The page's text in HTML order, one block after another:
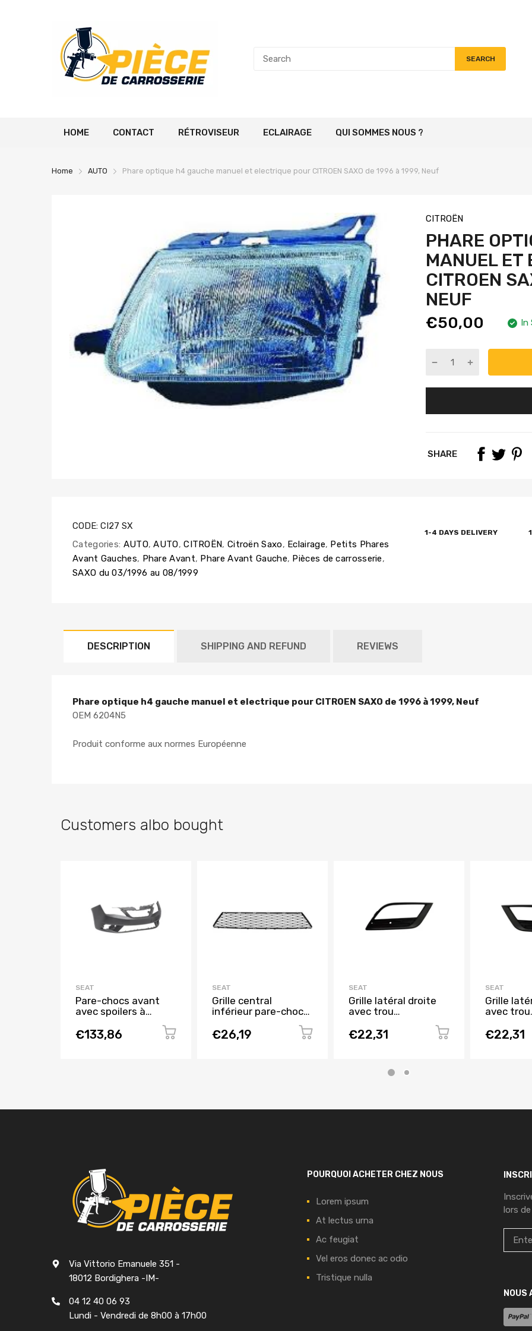
SEARCH
HOME CONTACT RÉTROVISEUR ECLAIRAGE QUI SOMMES NOUS ?
Home AUTO Phare optique h4 gauche manuel et electrique pour CITROEN SAXO de 1996 à 1999, Neuf
CITROËN
PHARE
MANUEL ET
CITROEN
NEUF
€50,00
SHARE
CODE: CI27 SX
Categories: AUTO, AUTO, CITROËN, Citroën Saxo, Eclairage, Petits Phares
Avant Gauches, Phare Avant, Phare Avant Gauche, Pièces de carrosserie,
SAXO du 03/1996 au 08/1999
1-4 DAYS DELIVERY
DESCRIPTION SHIPPING AND REFUND REVIEWS
Phare optique h4 gauche manuel et electrique pour CITROEN SAXO de 1996 à 1999, Neuf
OEM 6204N5
Produit conforme aux normes Européenne
Customers albo bought
SEAT
Pare-chocs avant
avec spoilers à
IBIZA de 2015 à 2016,
€133,86
SEAT
Grille central
inférieur pare-chocs
IBIZA RY de 2012 à
2015, Neuve
€26,19
SEAT
Grille latéral droite
avec trou
antibrouillard pare-
chocs avant pour
SEAT IBIZA de 2008
€22,31
SEAT
Grille
avec trou
chocs
SEAT
€22,31
Via Vittorio Emanuele 351 -
18012 Bordighera -IM-
04 12 40 06 93
Lundi - Vendredi de 8h00 à 17h00
POURQUOI ACHETER CHEZ NOUS
Lorem ipsum
At lectus urna
Ac feugiat
Vel eros donec ac odio
Tristique nulla
lors
NOUS